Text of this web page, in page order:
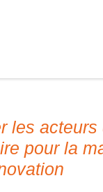
les acteurs
pour la